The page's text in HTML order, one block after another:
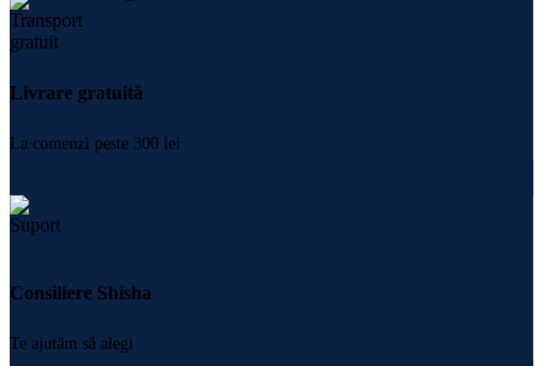
Livrare gratuită
La comenzi peste 300 lei
Consiliere Shisha
Te ajutăm să alegi